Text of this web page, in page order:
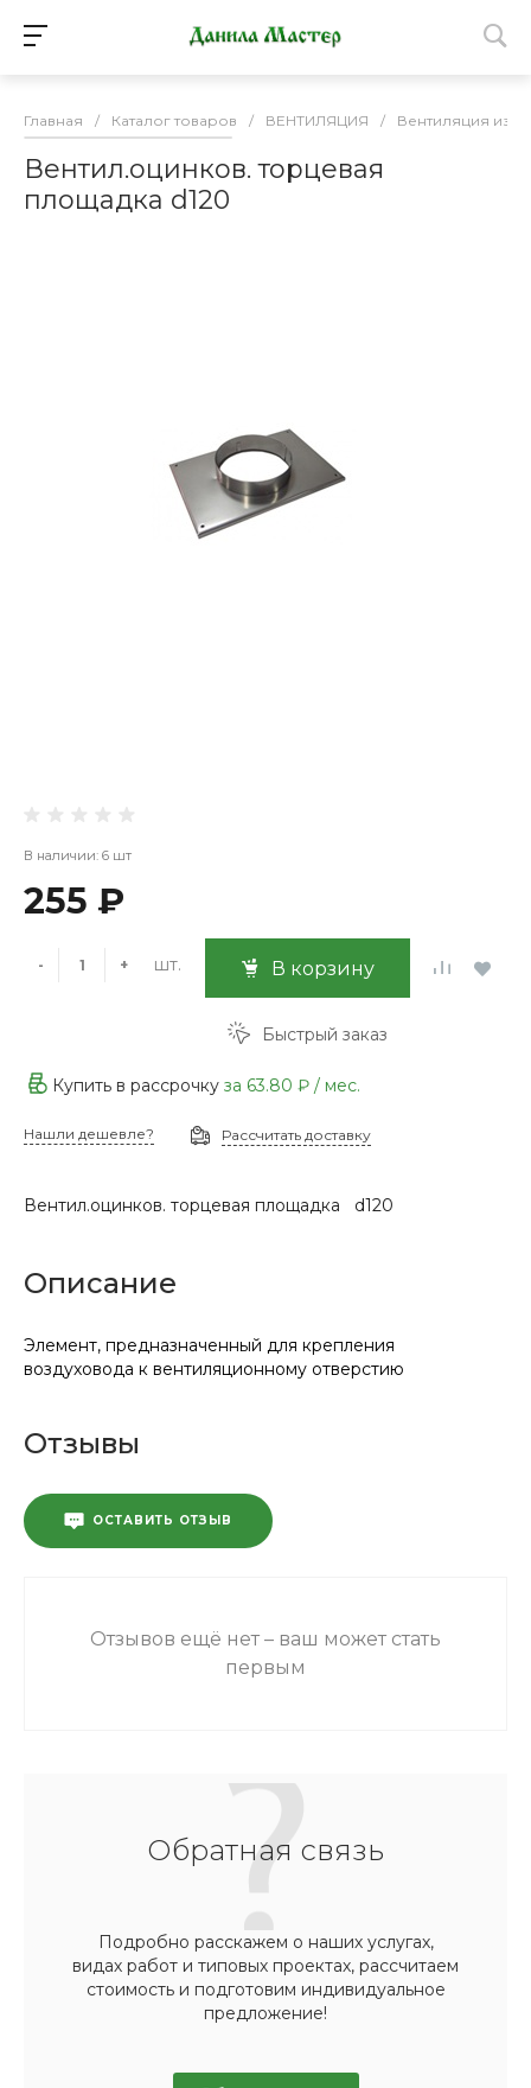
Главная / Каталог товаров / ВЕНТИЛЯЦИЯ / Вентиляция из
Вентил.оцинков. торцевая
площадка d120
В наличии: 6 шт
255 ₽
- + шт. В корзину
Быстрый заказ
Купить в рассрочку за 63.80 ₽ / мес.
Нашли дешевле? Рассчитать доставку
Вентил.оцинков. торцевая площадка d120
Описание
Элемент, предназначенный для крепления
воздуховода к вентиляционному отверстию
Отзывы
ОСТАВИТЬ ОТЗЫВ
Отзывов ещё нет – ваш может стать
первым
Обратная связь
Подробно расскажем о наших услугах,
видах работ и типовых проектах, рассчитаем
стоимость и подготовим индивидуальное
предложение!